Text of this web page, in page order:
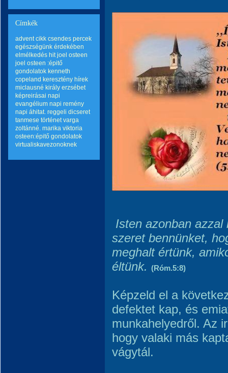
Címkék
advent cikk csendes percek
egészségünk érdekében
elmélkedés hit joel osteen
joel osteen :épitő
gondolatok kenneth
copeland keresztény hírek
miclausné király erzsébet
képreirásai napi
evangélium napi remény
napi áhitat. reggeli dicseret
tanmese történet varga
zoltánné. marika viktoria
osteen:épitő gondolatok
virtualiskavezonoknek
Isten azonban
szeret bennünket,
meghalt értünk,
éltünk. (Róm.5:8)
Képzeld el a
defektet kap, és
munkahelyedről. Az
hogy valaki más
vágytál.